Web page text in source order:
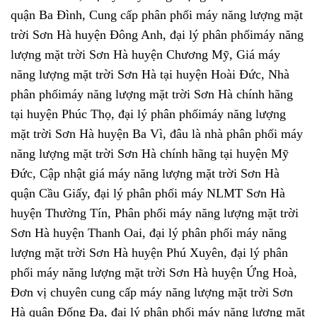
quận Ba Đình, Cung cấp phân phối máy năng lượng mặt
trời Sơn Hà huyện Đông Anh, đại lý phân phốimáy năng
lượng mặt trời Sơn Hà huyện Chương Mỹ, Giá máy
năng lượng mặt trời Sơn Hà tại huyện Hoài Đức, Nhà
phân phốimáy năng lượng mặt trời Sơn Hà chính hãng
tại huyện Phúc Thọ, đại lý phân phốimáy năng lượng
mặt trời Sơn Hà huyện Ba Vì, đâu là nhà phân phối máy
năng lượng mặt trời Sơn Hà chính hãng tại huyện Mỹ
Đức, Cập nhật giá máy năng lượng mặt trời Sơn Hà
quận Cầu Giấy, đại lý phân phối máy NLMT Sơn Hà
huyện Thường Tín, Phân phối máy năng lượng mặt trời
Sơn Hà huyện Thanh Oai, đại lý phân phối máy năng
lượng mặt trời Sơn Hà huyện Phú Xuyên, đại lý phân
phối máy năng lượng mặt trời Sơn Hà huyện Ứng Hoà,
Đơn vị chuyên cung cấp máy năng lượng mặt trời Sơn
Hà quận Đống Đa, đại lý phân phối máy năng lượng mặt